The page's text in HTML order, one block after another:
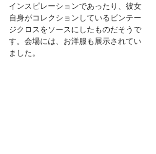
インスピレーションであったり、彼女
自身がコレクションしているビンテー
ジクロスをソースにしたものだそうで
す。会場には、お洋服も展示されてい
ました。